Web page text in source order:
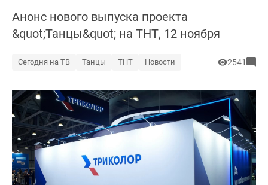
Анонс нового выпуска проекта
&quot;Танцы&quot; на ТНТ, 12 ноября
Сегодня на ТВ Танцы ТНТ Новости 2541